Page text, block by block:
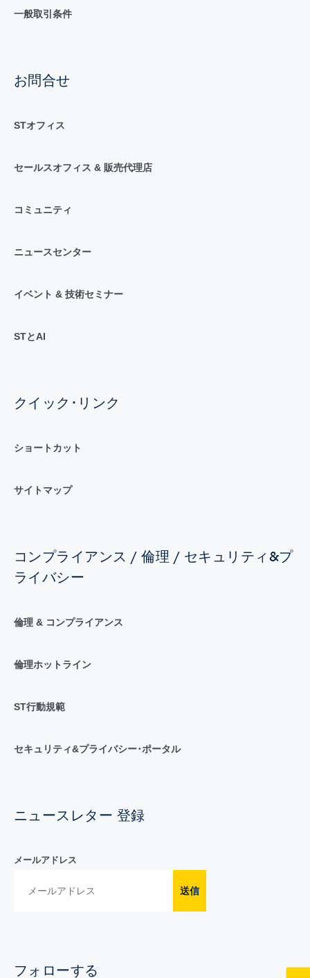
一般取引条件
お問合せ
STオフィス
セールスオフィス & 販売代理店
コミュニティ
ニュースセンター
イベント & 技術セミナー
STとAI
クイック･リンク
ショートカット
サイトマップ
コンプライアンス / 倫理 / セキュリティ&プ
ライバシー
倫理 & コンプライアンス
倫理ホットライン
ST行動規範
セキュリティ&プライバシー･ポータル
ニュースレター 登録
メールアドレス
送信
フォローする